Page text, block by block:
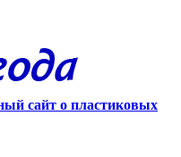
сайт о пластиковых